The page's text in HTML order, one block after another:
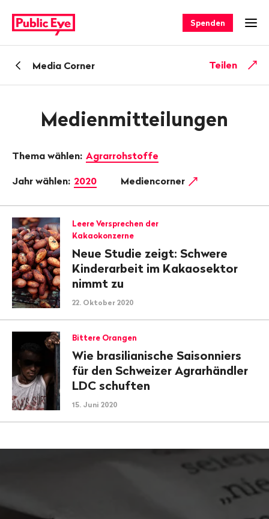
auf
publiceye.ch
Spenden
ZurückMedia Corner Teilen
Medienmitteilungen
Thema wählen: Agrarrohstoffe
Jahr wählen: 2020 Mediencorner
Leere Versprechen der
Kakaokonzerne
Neue Studie zeigt: Schwere
Kinderarbeit im Kakaosektor
nimmt zu
22. Oktober 2020
Bittere Orangen
Wie brasilianische Saisonniers
für den Schweizer Agrarhändler
LDC schuften
15. Juni 2020